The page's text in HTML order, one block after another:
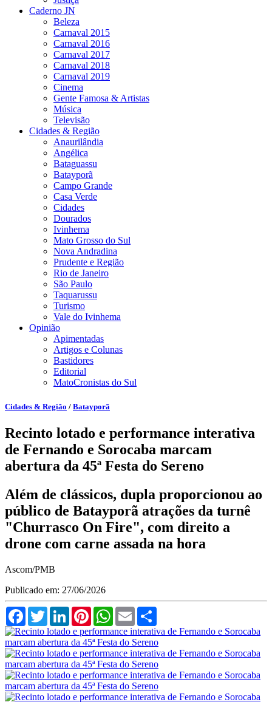
Caderno JN
Beleza
Carnaval 2015
Carnaval 2016
Carnaval 2017
Carnaval 2018
Carnaval 2019
Cinema
Gente Famosa & Artistas
Música
Televisão
Cidades & Região
Anaurilândia
Angélica
Bataguassu
Batayporã
Campo Grande
Casa Verde
Cidades
Dourados
Ivinhema
Mato Grosso do Sul
Nova Andradina
Prudente e Região
Rio de Janeiro
São Paulo
Taquarussu
Turismo
Vale do Ivinhema
Opinião
Apimentadas
Artigos e Colunas
Bastidores
Editorial
MatoCronistas do Sul
Cidades & Região / Batayporã
Recinto lotado e performance interativa
de Fernando e Sorocaba marcam
abertura da 45ª Festa do Sereno
Além de clássicos, dupla proporcionou ao
público de Batayporã atrações da turnê
"Churrasco On Fire", com direito a
drone com carne assada na hora
Ascom/PMB
Publicado em: 27/06/2026
FacebookTwitterLinkedInPinterestWhatsApp
Email